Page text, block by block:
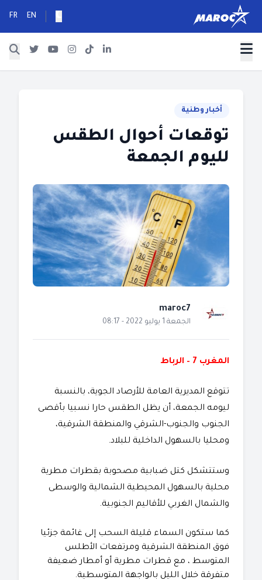
EN
FR
أخبار وطنية
توقعات أحوال الطقس
لليوم الجمعة
maroc7
الجمعة 1 يوليو 2022 - 08:17
المغرب 7 – الرباط
تتوقع المديرية العامة للأرصاد الجوية، بالنسبة
ليومه الجمعة، أن يظل الطقس حارا نسبيا بأقصى
الجنوب والجنوب-الشرقي والمنطقة الشرقية،
ومحليا بالسهول الداخلية للبلاد.
وستتشكل كتل ضبابية مصحوبة بقطرات مطرية
محلية بالسهول المحيطية الشمالية والوسطى
والشمال الغربي للأقاليم الجنوبية.
كما ستكون السماء قليلة السحب إلى غائمة جزئيا
فوق المنطقة الشرقية ومرتفعات الأطلس
المتوسط ، مع قطرات مطرية أو أمطار ضعيفة
متفرقة خلال الليل بالواجهة المتوسطية.